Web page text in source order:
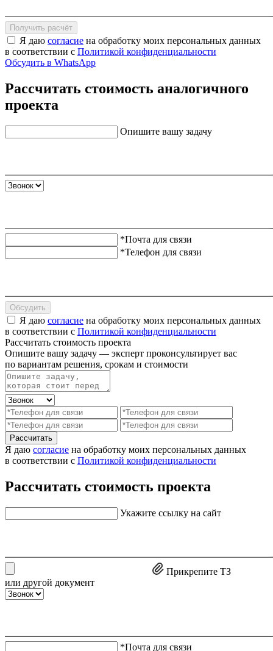
Получить расчёт
Я даю согласие на обработку моих персональных данных
в соответствии с Политикой конфиденциальности
Обсудить в WhatsApp
Рассчитать стоимость аналогичного
проекта
Опишите вашу задачу
*Почта для связи
*Телефон для связи
Обсудить
Я даю согласие на обработку моих персональных данных
в соответствии с Политикой конфиденциальности
Рассчитать стоимость проекта
Опишите вашу задачу — эксперт проконсультирует вас
по вариантам решения, срокам и стоимости
Рассчитать
Я даю согласие на обработку моих персональных данных
в соответствии с Политикой конфиденциальности
Рассчитать стоимость проекта
Укажите ссылку на сайт
Прикрепите ТЗ
или другой документ
*Почта для связи